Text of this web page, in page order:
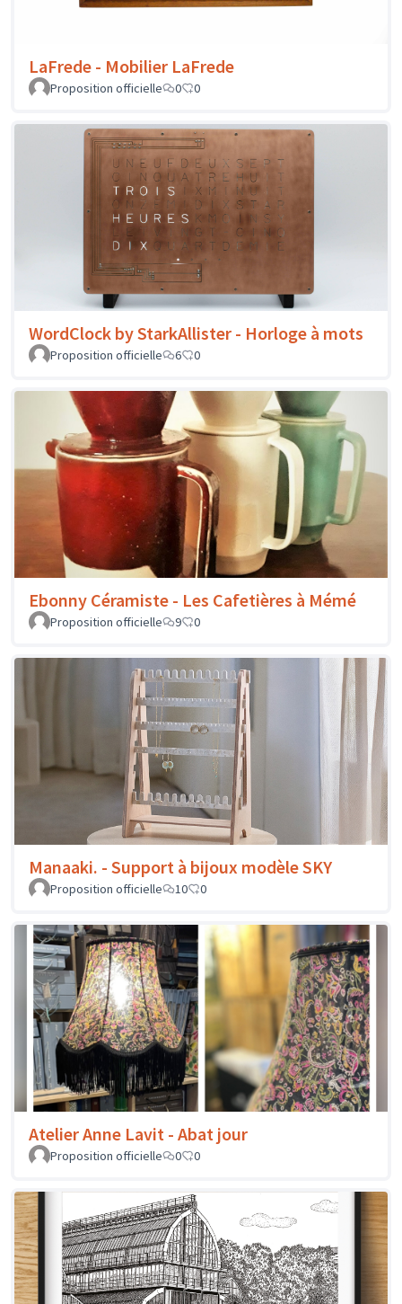
LaFrede - Mobilier LaFrede
Proposition officielle 0 0
WordClock by StarkAllister - Horloge à mots
Proposition officielle 6 0
Ebonny Céramiste - Les Cafetières à Mémé
Proposition officielle 9 0
Manaaki. - Support à bijoux modèle SKY
Proposition officielle 10 0
Atelier Anne Lavit - Abat jour
Proposition officielle 0 0